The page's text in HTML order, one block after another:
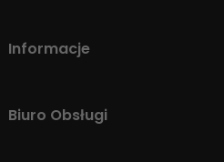
Informacje
Biuro Obsługi